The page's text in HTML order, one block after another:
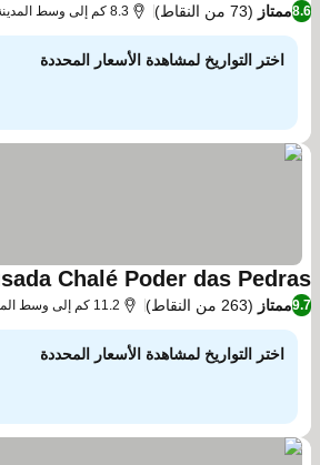
8.6ممتاز (73 من النقاط) 8.3 كم إلى وسط المدينة
اختر التواريخ لمشاهدة الأسعار المحددة
Chalé Poder das Pedras
9.7ممتاز (263 من النقاط) 11.2 كم إلى وسط المدينة
اختر التواريخ لمشاهدة الأسعار المحددة